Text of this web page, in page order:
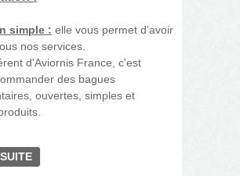
simple : elle vous permet d'avoir
nos services.
d'Aviornis France, c'est
des bagues
ouvertes, simples et